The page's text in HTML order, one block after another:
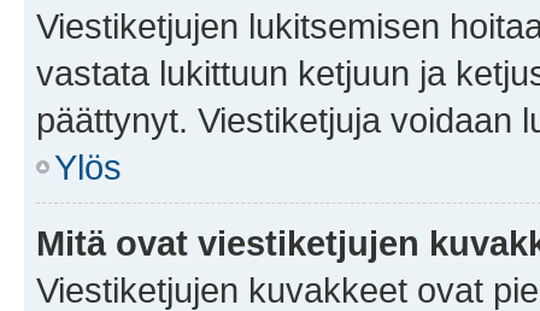
Viestiketjujen lukitsemisen
vastata lukittuun ketjuun ja
päättynyt. Viestiketjuja voidaan
Ylös
Mitä ovat viestiketjujen
Viestiketjujen kuvakkeet ovat